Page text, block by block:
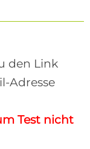
den Link
Adresse
Test nicht